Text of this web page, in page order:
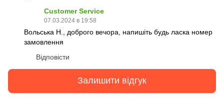
Customer Service
07.03.2024 в 19:58
Вольська Н., доброго вечора, напишіть будь ласка номер
замовлення
Відповісти
Залишити відгук